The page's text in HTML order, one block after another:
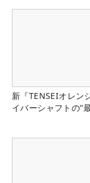
新『TENSEIオレン
イバーシャフトの“